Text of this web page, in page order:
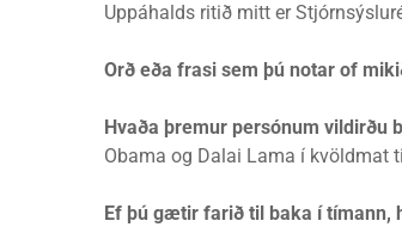
Uppáhalds ritið mitt er
Orð eða frasi sem þú notar of
Hvaða þremur persónum vildirðu
Obama og Dalai Lama í kvöldmat
Ef þú gætir farið til baka í tímann,